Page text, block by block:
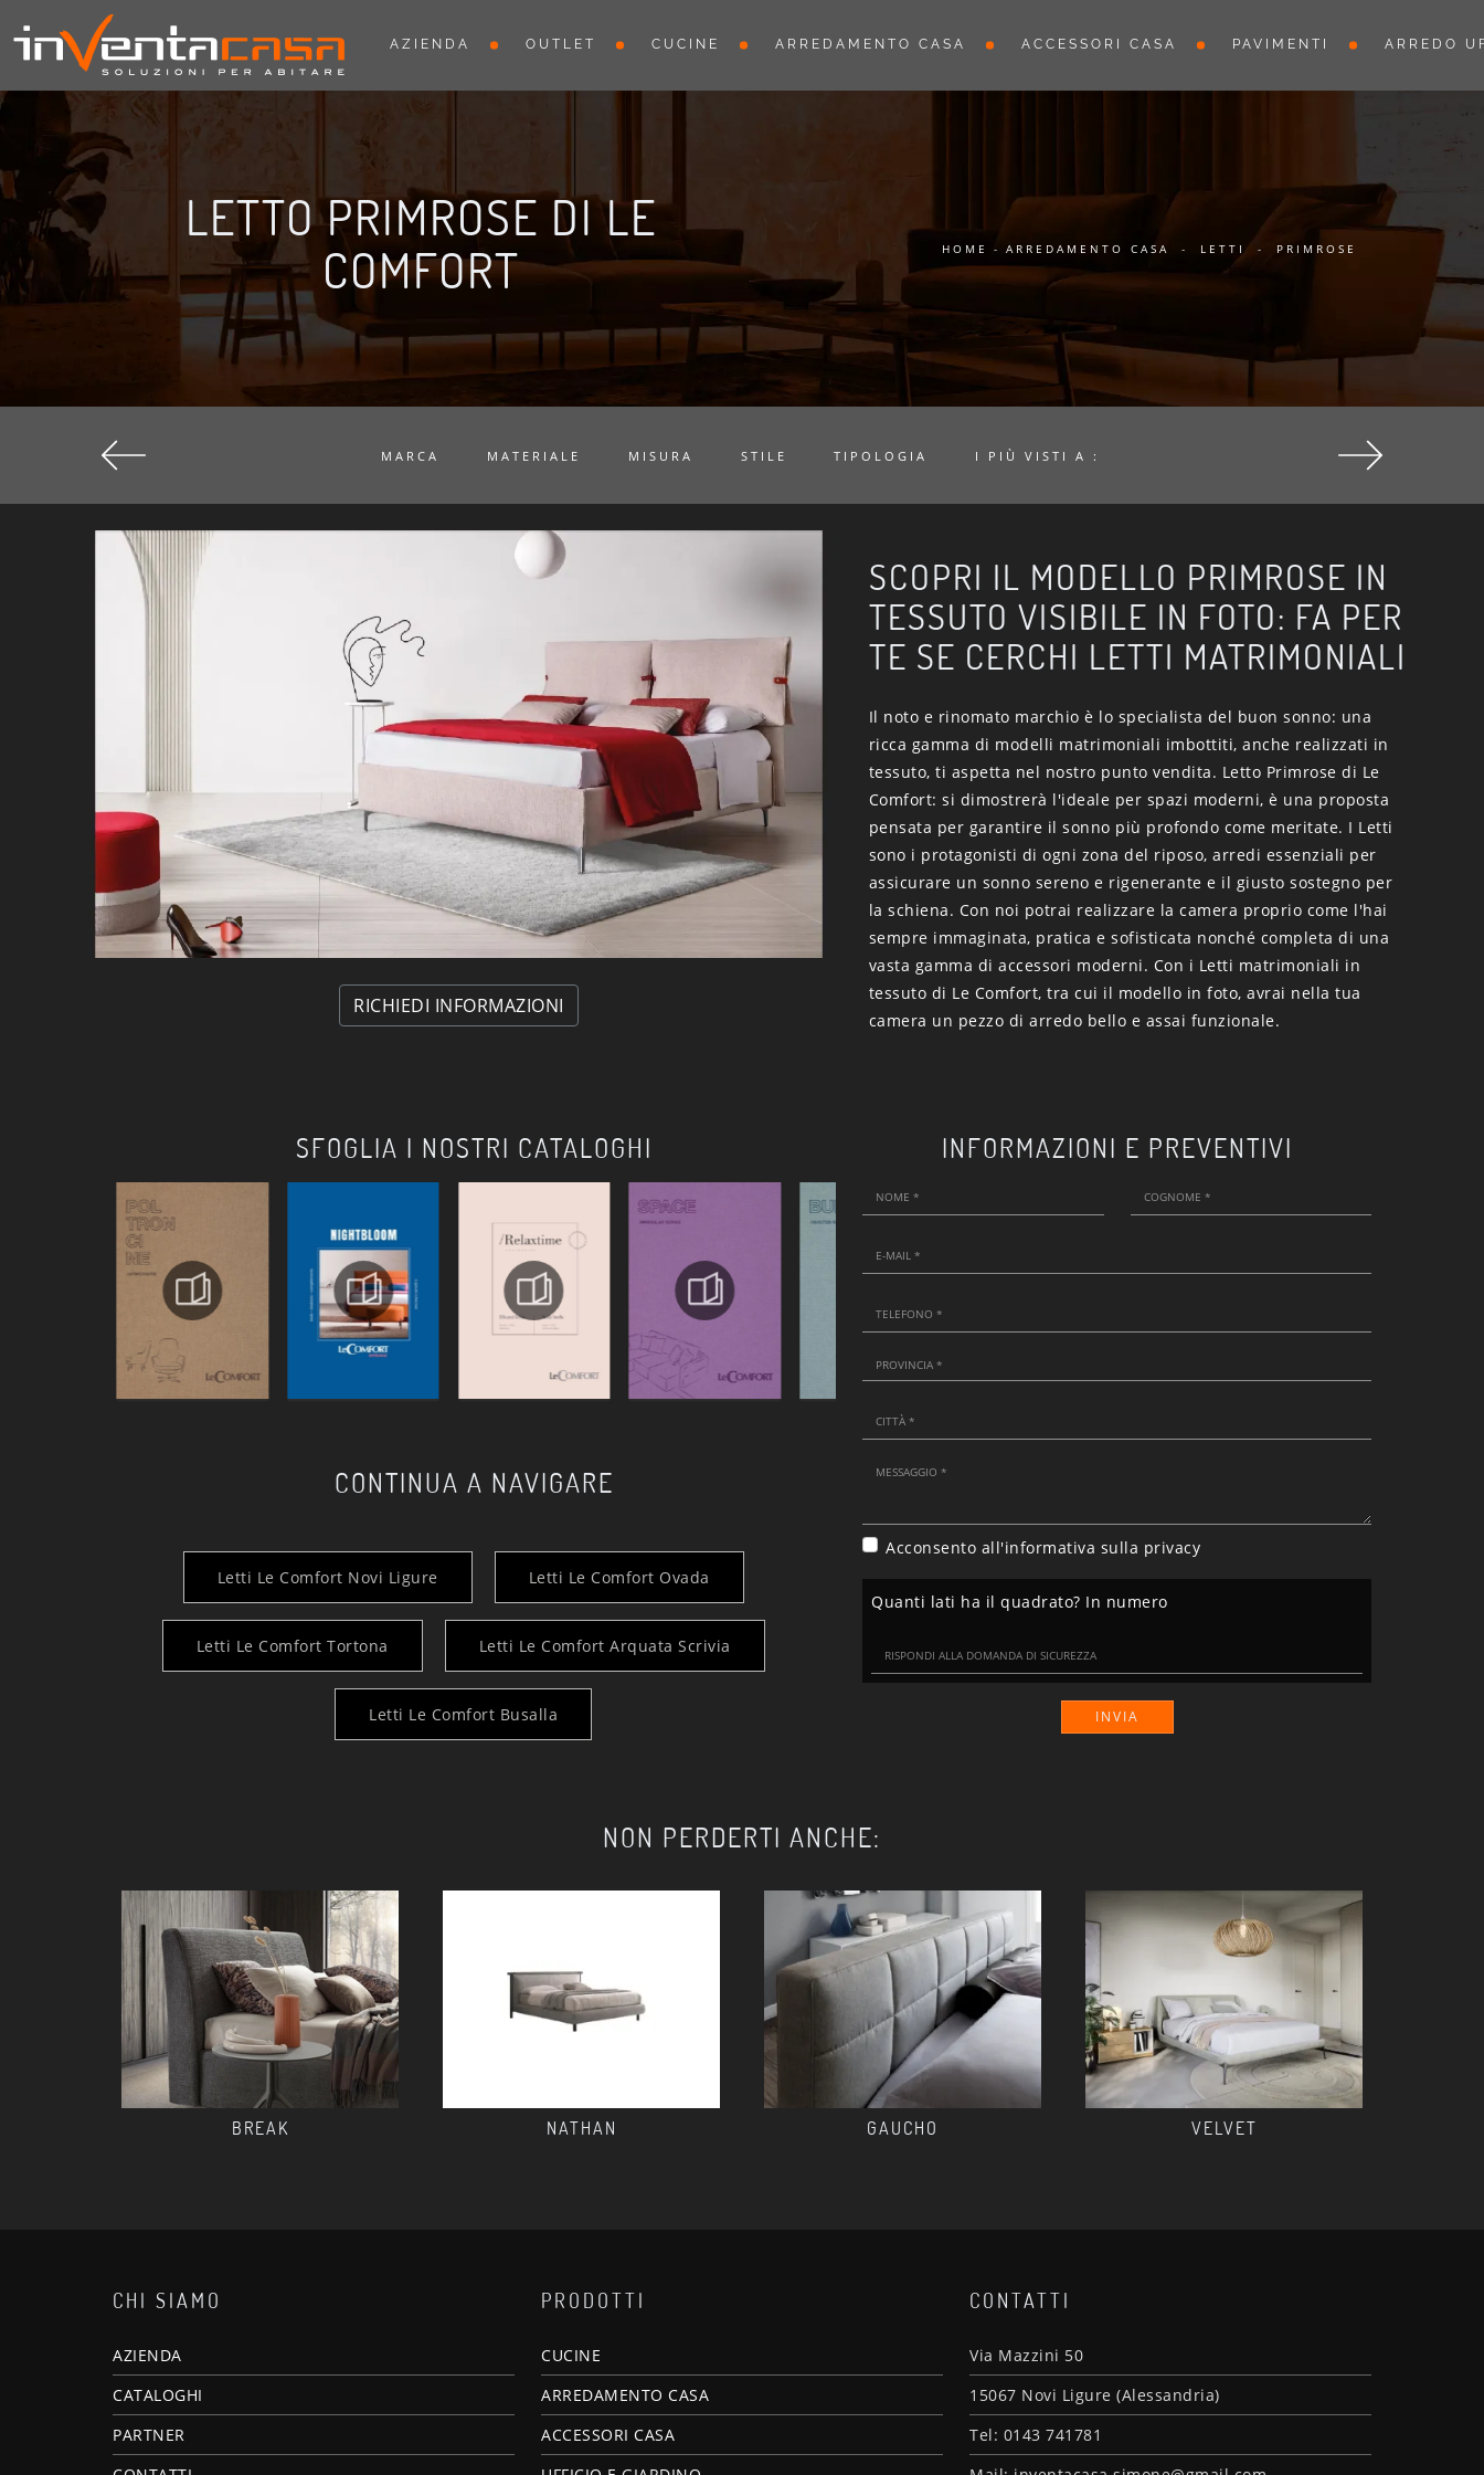
AZIENDA OUTLET CUCINE ARREDAMENTO CASA ACCESSORI CASA PAVIMENTI ARREDO
LETTO PRIMROSE DI LE
COMFORT
HOME - ARREDAMENTO CASA - LETTI - PRIMROSE
MARCA MATERIALE MISURA STILE TIPOLOGIA I PIÙ VISTI A :
RICHIEDI INFORMAZIONI
SCOPRI IL MODELLO PRIMROSE IN
TESSUTO VISIBILE IN FOTO: FA PER
TE SE CERCHI LETTI MATRIMONIALI
Il noto e rinomato marchio è lo specialista del buon sonno: una
ricca gamma di modelli matrimoniali imbottiti, anche realizzati in
tessuto, ti aspetta nel nostro punto vendita. Letto Primrose di Le
Comfort: si dimostrerà l'ideale per spazi moderni, è una proposta
pensata per garantire il sonno più profondo come meritate. I Letti
sono i protagonisti di ogni zona del riposo, arredi essenziali per
assicurare un sonno sereno e rigenerante e il giusto sostegno per
la schiena. Con noi potrai realizzare la camera proprio come l'hai
sempre immaginata, pratica e sofisticata nonché completa di una
vasta gamma di accessori moderni. Con i Letti matrimoniali in
tessuto di Le Comfort, tra cui il modello in foto, avrai nella tua
camera un pezzo di arredo bello e assai funzionale.
SFOGLIA I NOSTRI CATALOGHI
CONTINUA A NAVIGARE
Letti Le Comfort Novi Ligure Letti Le Comfort Ovada
Letti Le Comfort Tortona Letti Le Comfort Arquata Scrivia
Letti Le Comfort Busalla
INFORMAZIONI E PREVENTIVI
Acconsento all'informativa sulla privacy
Quanti lati ha il quadrato? In numero
INVIA
NON PERDERTI ANCHE:
BREAK NATHAN GAUCHO VELVET
CHI SIAMO
AZIENDA
CATALOGHI
PARTNER
PRODOTTI
CUCINE
ARREDAMENTO CASA
ACCESSORI CASA
CONTATTI
Via Mazzini 50
15067 Novi Ligure (Alessandria)
Tel: 0143 741781